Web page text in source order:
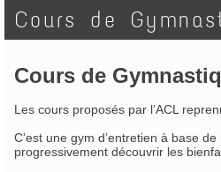
Cours de
Cours de
Les cours proposés par l’ACL
C’est une gym d’entretien à base
progressivement découvrir les